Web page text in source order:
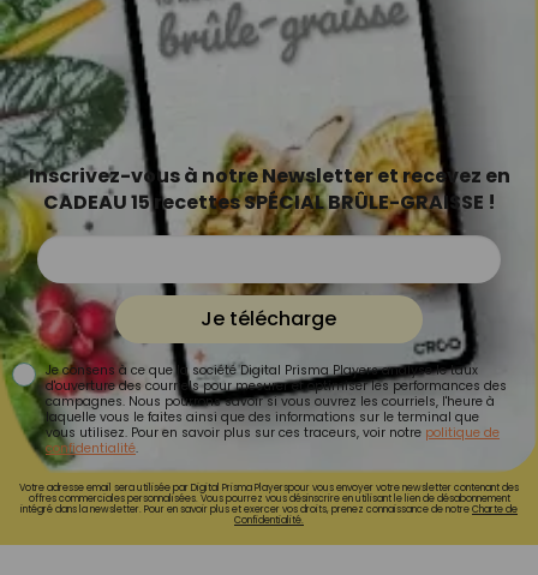
Inscrivez-vous à notre Newsletter et recevez en
CADEAU 15 recettes SPÉCIAL BRÛLE-GRAISSE !
Je télécharge
Je consens à ce que la société Digital Prisma Players analyse le taux
d'ouverture des courriels pour mesurer et optimiser les performances des
campagnes. Nous pourrons savoir si vous ouvrez les courriels, l'heure à
laquelle vous le faites ainsi que des informations sur le terminal que
vous utilisez. Pour en savoir plus sur ces traceurs, voir notre politique de
confidentialité.
Votre adresse email sera utilisée par Digital Prisma Playerspour vous envoyer votre newsletter contenant des
offres commerciales personnalisées. Vous pourrez vous désinscrire en utilisant le lien de désabonnement
intégré dans la newsletter. Pour en savoir plus et exercer vos droits, prenez connaissance de notreCharte de
Confidentialité.